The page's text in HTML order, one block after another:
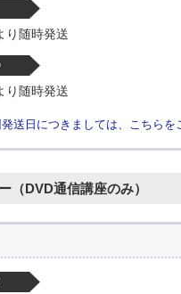
り随時発送
り随時発送
送日につきましては、こちらを
（DVD通信講座のみ）